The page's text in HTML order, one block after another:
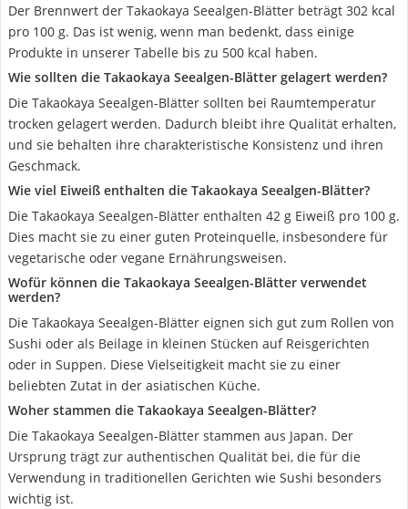
Der Brennwert der Takaokaya Seealgen-Blätter beträgt 302 kcal
pro 100 g. Das ist wenig, wenn man bedenkt, dass einige
Produkte in unserer Tabelle bis zu 500 kcal haben.
Wie sollten die Takaokaya Seealgen-Blätter gelagert werden?
Die Takaokaya Seealgen-Blätter sollten bei Raumtemperatur
trocken gelagert werden. Dadurch bleibt ihre Qualität erhalten,
und sie behalten ihre charakteristische Konsistenz und ihren
Geschmack.
Wie viel Eiweiß enthalten die Takaokaya Seealgen-Blätter?
Die Takaokaya Seealgen-Blätter enthalten 42 g Eiweiß pro 100 g.
Dies macht sie zu einer guten Proteinquelle, insbesondere für
vegetarische oder vegane Ernährungsweisen.
Wofür können die Takaokaya Seealgen-Blätter verwendet
werden?
Die Takaokaya Seealgen-Blätter eignen sich gut zum Rollen von
Sushi oder als Beilage in kleinen Stücken auf Reisgerichten
oder in Suppen. Diese Vielseitigkeit macht sie zu einer
beliebten Zutat in der asiatischen Küche.
Woher stammen die Takaokaya Seealgen-Blätter?
Die Takaokaya Seealgen-Blätter stammen aus Japan. Der
Ursprung trägt zur authentischen Qualität bei, die für die
Verwendung in traditionellen Gerichten wie Sushi besonders
wichtig ist.